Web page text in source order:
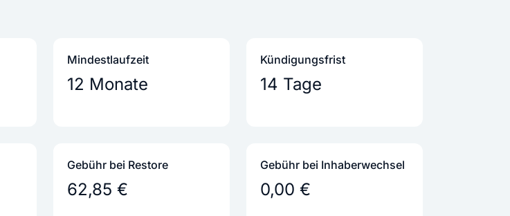
Mindestlaufzeit
12 Monate
Kündigungs­frist
14 Tage
Gebühr bei Restore
62,85 €
Gebühr bei Inhaber­wechsel
0,00 €